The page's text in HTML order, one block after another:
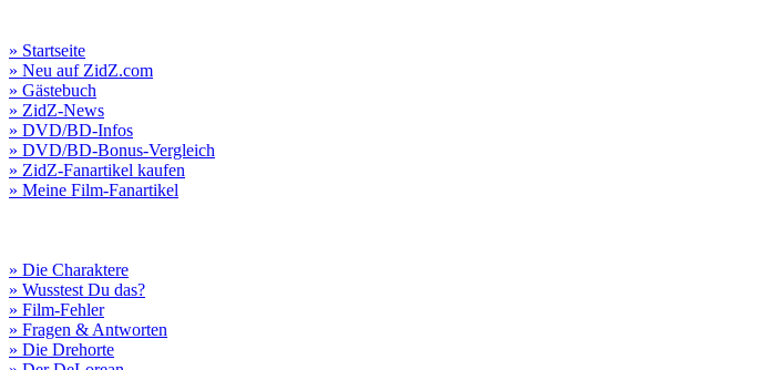
» Startseite
» Neu auf ZidZ.com
» Gästebuch
» ZidZ-News
» DVD/BD-Infos
» DVD/BD-Bonus-Vergleich
» ZidZ-Fanartikel kaufen
» Meine Film-Fanartikel
» Die Charaktere
» Wusstest Du das?
» Film-Fehler
» Fragen & Antworten
» Die Drehorte